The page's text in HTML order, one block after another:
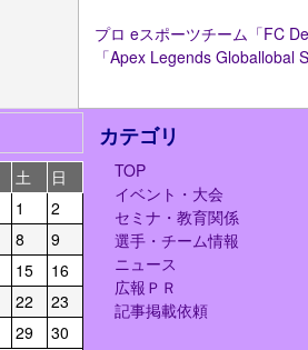
プロ eスポーツチーム「FC
「Apex Legends
土
日
1
2
8
9
15
16
22
23
29
30
カテゴリ
TOP
イベント・大会
セミナ・教育関係
選手・チーム情報
ニュース
広報ＰＲ
記事掲載依頼